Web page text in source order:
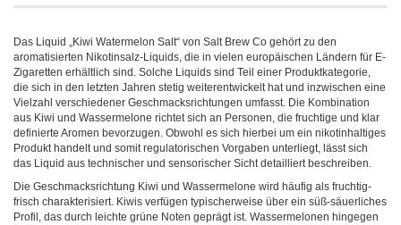
Das Liquid „Kiwi Watermelon Salt“ von Salt Brew Co gehört zu den
aromatisierten Nikotinsalz-Liquids, die in vielen europäischen Ländern für E-
Zigaretten erhältlich sind. Solche Liquids sind Teil einer Produktkategorie,
die sich in den letzten Jahren stetig weiterentwickelt hat und inzwischen eine
Vielzahl verschiedener Geschmacksrichtungen umfasst. Die Kombination
aus Kiwi und Wassermelone richtet sich an Personen, die fruchtige und klar
definierte Aromen bevorzugen. Obwohl es sich hierbei um ein nikotinhaltiges
Produkt handelt und somit regulatorischen Vorgaben unterliegt, lässt sich
das Liquid aus technischer und sensorischer Sicht detailliert beschreiben.
Die Geschmacksrichtung Kiwi und Wassermelone wird häufig als fruchtig-
frisch charakterisiert. Kiwis verfügen typischerweise über ein süß-säuerliches
Profil, das durch leichte grüne Noten geprägt ist. Wassermelonen hingegen